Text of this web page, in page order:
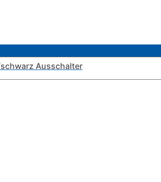
Ausschalter